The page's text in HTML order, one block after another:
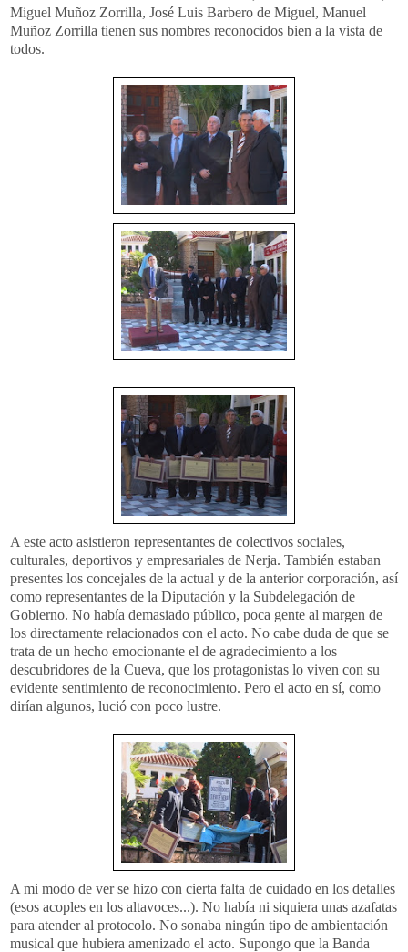
Miguel Muñoz Zorrilla, José Luis Barbero de Miguel, Manuel
Muñoz Zorrilla tienen sus nombres reconocidos bien a la vista de
todos.
A este acto asistieron representantes de colectivos sociales,
culturales, deportivos y empresariales de Nerja. También estaban
presentes los concejales de la actual y de la anterior corporación, así
como representantes de la Diputación y la Subdelegación de
Gobierno. No había demasiado público, poca gente al margen de
los directamente relacionados con el acto. No cabe duda de que se
trata de un hecho emocionante el de agradecimiento a los
descubridores de la Cueva, que los protagonistas lo viven con su
evidente sentimiento de reconocimiento. Pero el acto en sí, como
dirían algunos, lució con poco lustre.
A mi modo de ver se hizo con cierta falta de cuidado en los detalles
(esos acoples en los altavoces...). No había ni siquiera unas azafatas
para atender al protocolo. No sonaba ningún tipo de ambientación
musical que hubiera amenizado el acto. Supongo que la Banda